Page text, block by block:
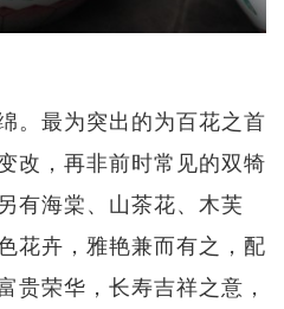
。最为突出的为百花之首
改，再非前时常见的双犄
有海棠、山茶花、木芙
花卉，雅艳兼而有之，配
贵荣华，长寿吉祥之意，